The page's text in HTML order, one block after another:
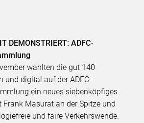
DEMONSTRIERT: ADFC-
wählten die gut 140
und digital auf der ADFC-
ein neues siebenköpfiges
Masurat an der Spitze und
und faire Verkehrswende.